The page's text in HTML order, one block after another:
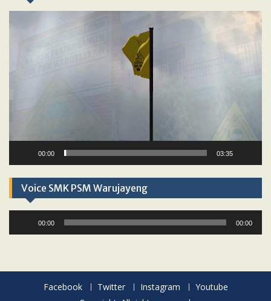
00:00 03:35
Voice SMK PSM Warujayeng
00:00 00:00
Facebook Twitter Instagram
Youtube